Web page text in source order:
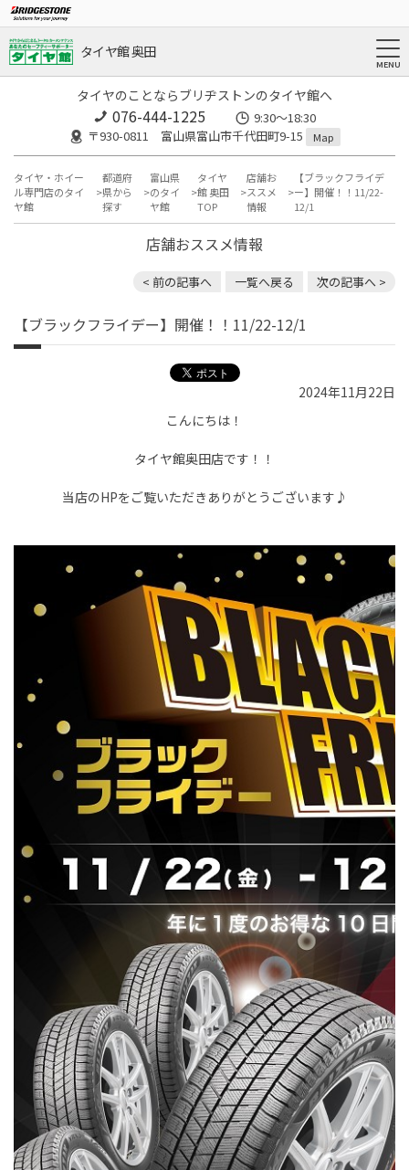
タイヤ館 奥田
タイヤのことならブリヂストンのタイヤ館へ
076-444-1225
9:30～18:30
〒930-0811 富山県富山市千代田町9-15
Map
タイヤ・ホイー
ル専門店のタイ
ヤ館
都道府
県から
探す
富山県
のタイ
ヤ館
タイヤ
館 奥田
TOP
店舗お
ススメ
情報
【ブラックフライデ
ー】開催！！11/22-
12/1
店舗おススメ情報
< 前の記事へ 一覧へ戻る 次の記事へ >
【ブラックフライデー】開催！！11/22-12/1
2024年11月22日
こんにちは！
タイヤ館奥田店です！！
当店のHPをご覧いただきありがとうございます♪